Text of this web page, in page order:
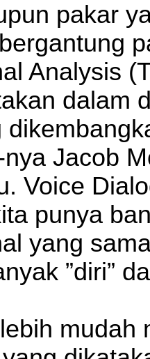
pakar
Analysis
dalam
Jacob
Voice
punya
yang
”diri”
mudah